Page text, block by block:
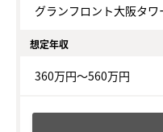
グランフロント大阪タワ
想定年収
360万円～560万円